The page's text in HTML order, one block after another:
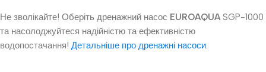
Не зволікайте! Оберіть дренажний насос EUROAQUA SGP-1000
та насолоджуйтеся надійністю та ефективністю
водопостачання! Детальніше про дренажні насоси.